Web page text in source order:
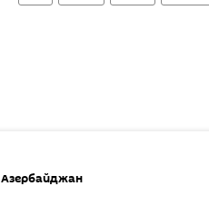
Азербайджан